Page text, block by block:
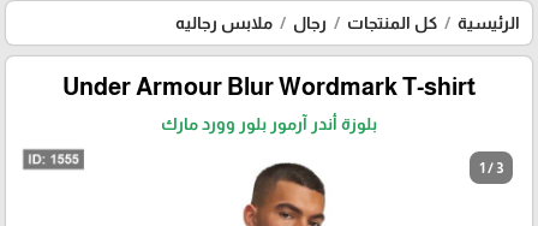
الرئيسية كل المنتجات رجال ملابس رجاليه
Under Armour Blur Wordmark T-shirt
بلوزة أندر آرمور بلور وورد مارك
1 / 3